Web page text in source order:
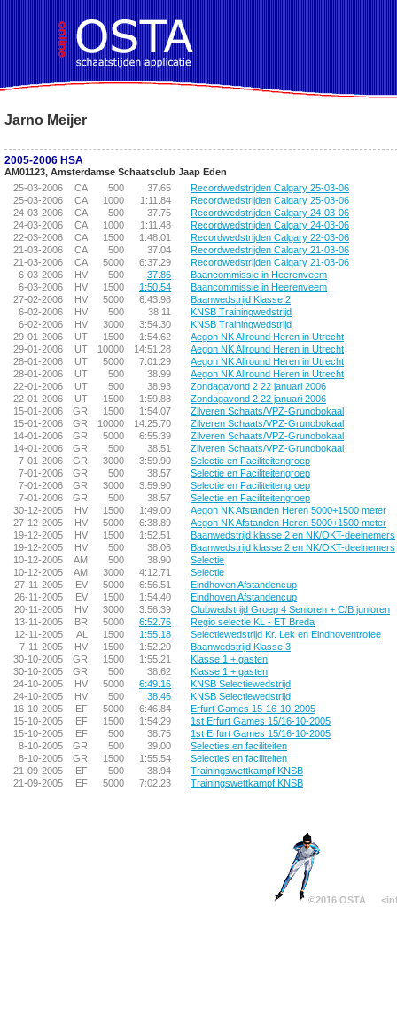
Jarno Meijer
2005-2006 HSA
AM01123, Amsterdamse Schaatsclub Jaap Eden
25-03-2006
CA 500 37.65
Recordwedstrijden Calgary 25-03-06
25-03-2006
CA 1000 1:11.84
Recordwedstrijden Calgary 25-03-06
24-03-2006
CA 500 37.75
Recordwedstrijden Calgary 24-03-06
24-03-2006
CA 1000 1:11.48
Recordwedstrijden Calgary 24-03-06
22-03-2006
CA 1500 1:48.01
Recordwedstrijden Calgary 22-03-06
21-03-2006
CA 500 37.04
Recordwedstrijden Calgary 21-03-06
21-03-2006
CA 5000 6:37.29
Recordwedstrijden Calgary 21-03-06
6-03-2006
HV 500 37.86
Baancommissie in Heerenveem
6-03-2006
HV 1500 1:50.54
Baancommissie in Heerenveem
27-02-2006
HV 5000 6:43.98
Baanwedstrijd Klasse 2
6-02-2006
HV 500 38.11
KNSB Trainingwedstrijd
6-02-2006
HV 3000 3:54.30
KNSB Trainingwedstrijd
29-01-2006
UT 1500 1:54.62
Aegon NK Allround Heren in Utrecht
29-01-2006
UT 10000 14:51.28
Aegon NK Allround Heren in Utrecht
28-01-2006
UT 5000 7:01.29
Aegon NK Allround Heren in Utrecht
28-01-2006
UT 500 38.99
Aegon NK Allround Heren in Utrecht
22-01-2006
UT 500 38.93
Zondagavond 2 22 januari 2006
22-01-2006
UT 1500 1:59.88
Zondagavond 2 22 januari 2006
15-01-2006
GR 1500 1:54.07
Zilveren Schaats/VPZ-Grunobokaal
15-01-2006
GR 10000 14:25.70
Zilveren Schaats/VPZ-Grunobokaal
14-01-2006
GR 5000 6:55.39
Zilveren Schaats/VPZ-Grunobokaal
14-01-2006
GR 500 38.51
Zilveren Schaats/VPZ-Grunobokaal
7-01-2006
GR 3000 3:59.90
Selectie en Faciliteitengroep
7-01-2006
GR 500 38.57
Selectie en Faciliteitengroep
7-01-2006
GR 3000 3:59.90
Selectie en Faciliteitengroep
7-01-2006
GR 500 38.57
Selectie en Faciliteitengroep
30-12-2005
HV 1500 1:49.00
Aegon NK Afstanden Heren 5000+1500 meter
27-12-2005
HV 5000 6:38.89
Aegon NK Afstanden Heren 5000+1500 meter
19-12-2005
HV 1500 1:52.51
Baanwedstrijd klasse 2 en NK/OKT-deelnemers
19-12-2005
HV 500 38.06
Baanwedstrijd klasse 2 en NK/OKT-deelnemers
10-12-2005
AM 500 38.90
Selectie
10-12-2005
AM 3000 4:12.71
Selectie
27-11-2005
EV 5000 6:56.51
Eindhoven Afstandencup
26-11-2005
EV 1500 1:54.40
Eindhoven Afstandencup
20-11-2005
HV 3000 3:56.39
Clubwedstrijd Groep 4 Senioren + C/B junioren
13-11-2005
BR 5000 6:52.76
Regio selectie KL - ET Breda
12-11-2005
AL 1500 1:55.18
Selectiewedstrijd Kr. Lek en Eindhoventrofee
7-11-2005
HV 1500 1:52.20
Baanwedstrijd Klasse 3
30-10-2005
GR 1500 1:55.21
Klasse 1 + gasten
30-10-2005
GR 500 38.62
Klasse 1 + gasten
24-10-2005
HV 5000 6:49.16
KNSB Selectiewedstrijd
24-10-2005
HV 500 38.46
KNSB Selectiewedstrijd
16-10-2005
EF 5000 6:46.84
Erfurt Games 15-16-10-2005
15-10-2005
EF 1500 1:54.29
1st Erfurt Games 15/16-10-2005
15-10-2005
EF 500 38.75
1st Erfurt Games 15/16-10-2005
8-10-2005
GR 500 39.00
Selecties en faciliteiten
8-10-2005
GR 1500 1:55.54
Selecties en faciliteiten
21-09-2005
EF 500 38.94
Trainingswettkampf KNSB
21-09-2005
EF 5000 7:02.23 Trainingswettkampf KNSB
©2016 OSTA